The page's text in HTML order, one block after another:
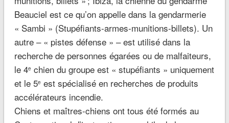
Beauciel est ce qu’on appelle dans la gendarmerie
« Sambi » (Stupéfiants-armes-munitions-billets). Un
autre – « pistes défense » – est utilisé dans la
recherche de personnes égarées ou de malfaiteurs,
le 4e chien du groupe est « stupéfiants » uniquement
et le 5e est spécialisé en recherches de produits
accélérateurs incendie.
Chiens et maîtres-chiens ont tous été formés au